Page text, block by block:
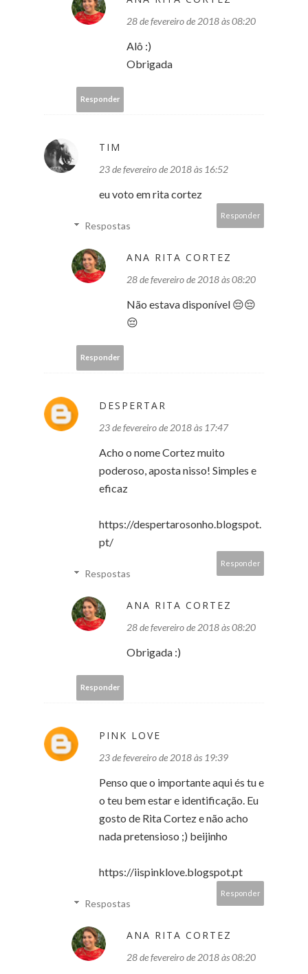
28 de fevereiro de 2018 às 08:20
Alô :)
Obrigada
Responder
TIM
23 de fevereiro de 2018 às 16:52
eu voto em rita cortez
Responder
Respostas
ANA RITA CORTEZ
28 de fevereiro de 2018 às 08:20
Não estava disponível 😔😔
😔
Responder
DESPERTAR
23 de fevereiro de 2018 às 17:47
Acho o nome Cortez muito
poderoso, aposta nisso! Simples e
eficaz
https://despertarosonho.blogspot.
pt/
Responder
Respostas
ANA RITA CORTEZ
28 de fevereiro de 2018 às 08:20
Obrigada :)
Responder
PINK LOVE
23 de fevereiro de 2018 às 19:39
Penso que o importante aqui és tu e
o teu bem estar e identificação. Eu
gosto de Rita Cortez e não acho
nada pretensioso ;) beijinho
https://iispinklove.blogspot.pt
Responder
Respostas
ANA RITA CORTEZ
28 de fevereiro de 2018 às 08:20